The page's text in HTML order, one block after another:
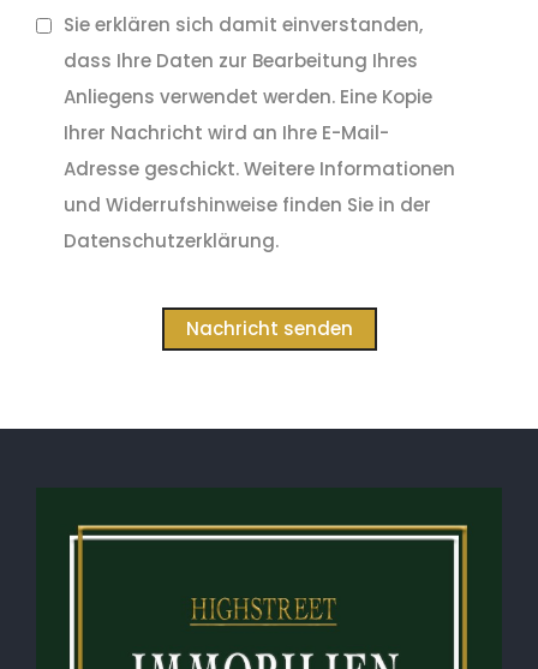
Sie erklären sich damit einverstanden,
dass Ihre Daten zur Bearbeitung Ihres
Anliegens verwendet werden. Eine Kopie
Ihrer Nachricht wird an Ihre E-Mail-
Adresse geschickt. Weitere Informationen
und Widerrufshinweise finden Sie in der
Datenschutzerklärung.